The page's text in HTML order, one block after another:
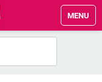
MENU